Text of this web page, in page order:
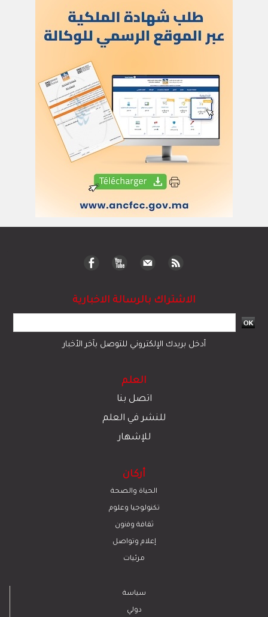
الاشتراك بالرسالة الاخبارية
أدخل بريدك الإلكتروني للتوصل بآخر الأخبار
العلم
اتصل بنا
للنشر في العلم
للإشهار
أركان
الحياة والصحة
تكنولوجيا وعلوم
ﺛﻘﺎﻓﺔ وﻓﻧون
إعلام وتواصل
مرئيات
سياسة
دولي